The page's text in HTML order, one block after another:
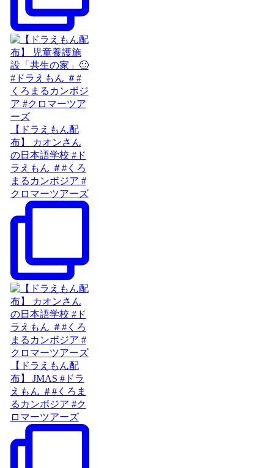
【ドラえもん配
布】 カオンさん
の日本語学校 #ド
ラえもん ＃#くろ
まるカンボジア #
クロマーツアーズ
【ドラえもん配
布】 JMAS #ドラ
えもん ＃#くろま
るカンボジア #ク
ロマーツアーズ